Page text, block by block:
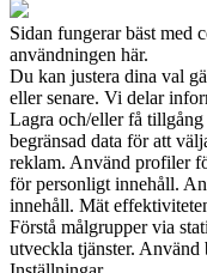
Sidan fungerar bäst med
användningen här.
Du kan justera dina val
eller senare. Vi delar
Lagra och/eller få
begränsad data för att
reklam. Använd profiler
för personligt innehåll.
innehåll. Mät
Förstå målgrupper via
utveckla tjänster. Använd